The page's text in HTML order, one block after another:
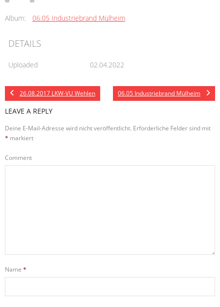
Album: 06.05 Industriebrand Mülheim
DETAILS
Uploaded 02.04.2022
26.08.2017 LKW-VU Wehlen 06.05 Industriebrand Mülheim
LEAVE A REPLY
Deine E-Mail-Adresse wird nicht veröffentlicht. Erforderliche Felder sind mit
* markiert
Comment
Name *